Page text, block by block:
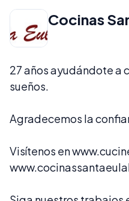
Cocinas
27 años ayudándote a
sueños.
Agradecemos la
Visítenos en